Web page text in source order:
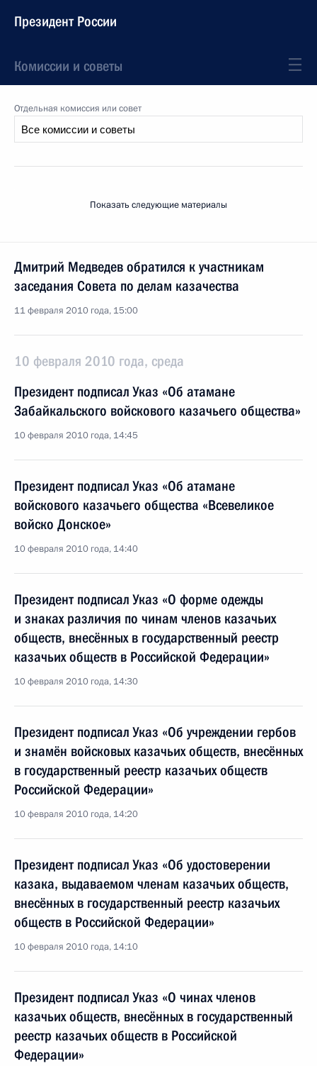
Президент России
Комиссии и советы
Отдельная комиссия или совет
Показать следующие материалы
Дмитрий Медведев обратился к участникам
заседания Совета по делам казачества
11 февраля 2010 года, 15:00
10 февраля 2010 года, среда
Президент подписал Указ «Об атамане
Забайкальского войскового казачьего общества»
10 февраля 2010 года, 14:45
Президент подписал Указ «Об атамане
войскового казачьего общества «Всевеликое
войско Донское»
10 февраля 2010 года, 14:40
Президент подписал Указ «О форме одежды
и знаках различия по чинам членов казачьих
обществ, внесённых в государственный реестр
казачьих обществ в Российской Федерации»
10 февраля 2010 года, 14:30
Президент подписал Указ «Об учреждении гербов
и знамён войсковых казачьих обществ, внесённых
в государственный реестр казачьих обществ
Российской Федерации»
10 февраля 2010 года, 14:20
Президент подписал Указ «Об удостоверении
казака, выдаваемом членам казачьих обществ,
внесённых в государственный реестр казачьих
обществ в Российской Федерации»
10 февраля 2010 года, 14:10
Президент подписал Указ «О чинах членов
казачьих обществ, внесённых в государственный
реестр казачьих обществ в Российской
Федерации»